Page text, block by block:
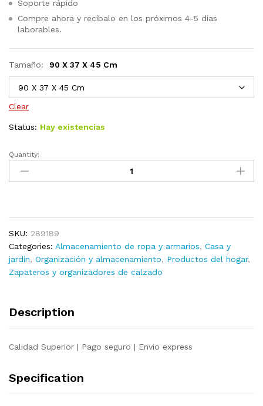
Soporte rápido
Compre ahora y recíbalo en los próximos 4-5 días
laborables.
Tamaño: 90 X 37 X 45 Cm
Clear
Status: Hay existencias
Mueble
zapatero
de
roble
90x37x45
cm
quantity
Quantity:
SKU: 289189
Categories: Almacenamiento de ropa y armarios, Casa y
jardín, Organización y almacenamiento, Productos del hogar,
Zapateros y organizadores de calzado
Description
Calidad Superior | Pago seguro | Envio express
Specification